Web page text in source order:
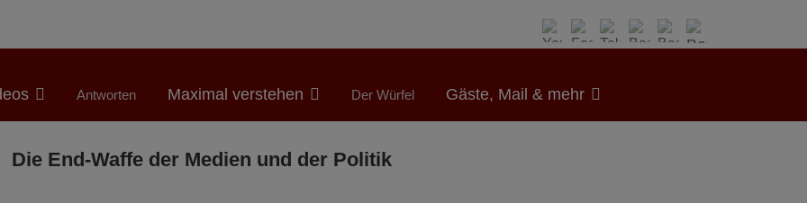
Antworten Maximal verstehen Der Würfel Gäste, Mail & mehr
Die End-Waffe der Medien und der Politik